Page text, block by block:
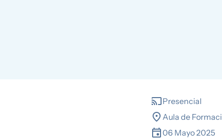
castPresencial
location_on Aula de
event06 Mayo 2025